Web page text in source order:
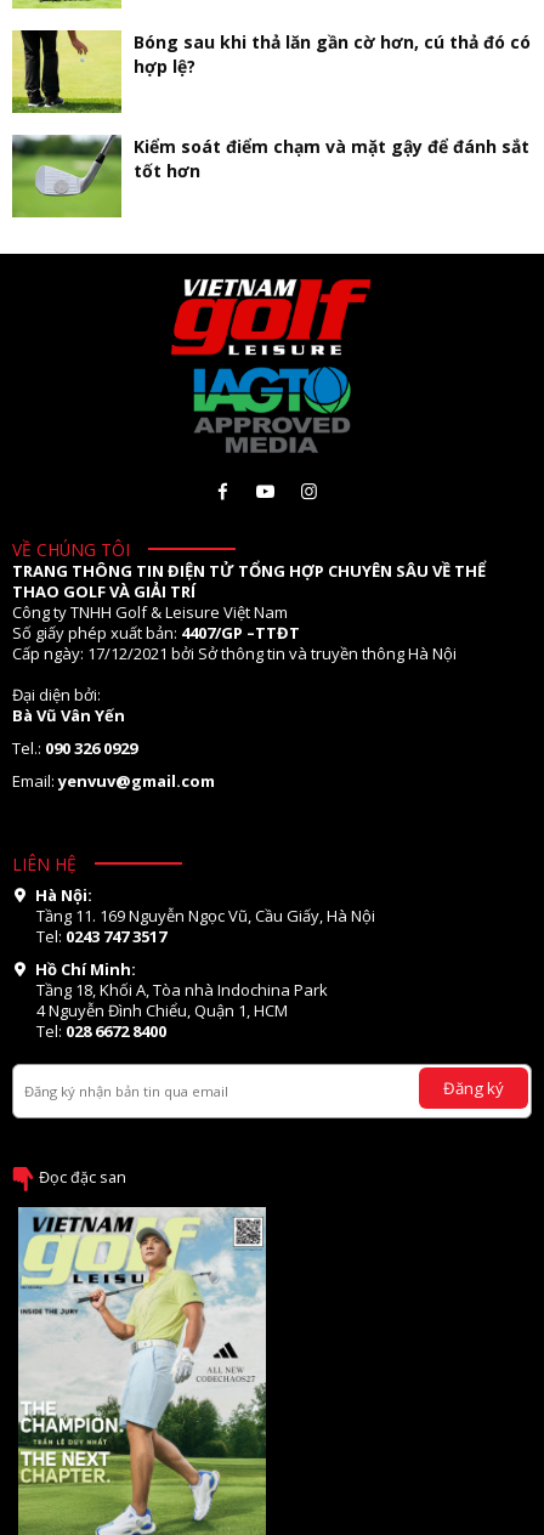
Bóng sau khi thả lăn gần cờ hơn, cú thả đó có
hợp lệ?
Kiểm soát điểm chạm và mặt gậy để đánh sắt
tốt hơn
VỀ CHÚNG TÔI
TRANG THÔNG TIN ĐIỆN TỬ TỔNG HỢP CHUYÊN SÂU VỀ THỂ
THAO GOLF VÀ GIẢI TRÍ
Công ty TNHH Golf & Leisure Việt Nam
Số giấy phép xuất bản: 4407/GP –TTĐT
Cấp ngày: 17/12/2021 bởi Sở thông tin và truyền thông Hà Nội
Đại diện bởi:
Bà Vũ Vân Yến
Tel.: 090 326 0929
Email:yenvuv@gmail.com
LIÊN HỆ
Hà Nội:
Tầng 11. 169 Nguyễn Ngọc Vũ, Cầu Giấy, Hà Nội
Tel: 0243 747 3517
Hồ Chí Minh:
Tầng 18, Khối A, Tòa nhà Indochina Park
4 Nguyễn Đình Chiểu, Quận 1, HCM
Tel: 028 6672 8400
Đăng ký
Đọc đặc san